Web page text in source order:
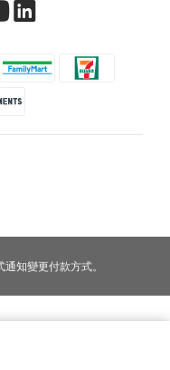
知變更付款方式。
2025